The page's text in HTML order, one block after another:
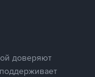
доверяют